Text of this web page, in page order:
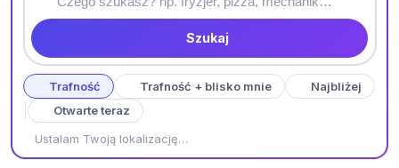
Szukaj
Trafność Trafność + blisko mnie
Najbliżej
Otwarte teraz
Ustalam Twoją lokalizację…